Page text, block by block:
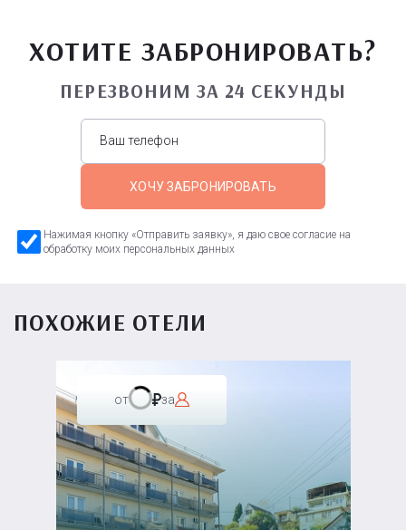
ХОТИТЕ ЗАБРОНИРОВАТЬ?
ПЕРЕЗВОНИМ ЗА 24 СЕКУНДЫ
ХОЧУ ЗАБРОНИРОВАТЬ
Нажимая кнопку «Отправить заявку», я даю свое согласие на
обработку моих персональных данных
ПОХОЖИЕ ОТЕЛИ
от за